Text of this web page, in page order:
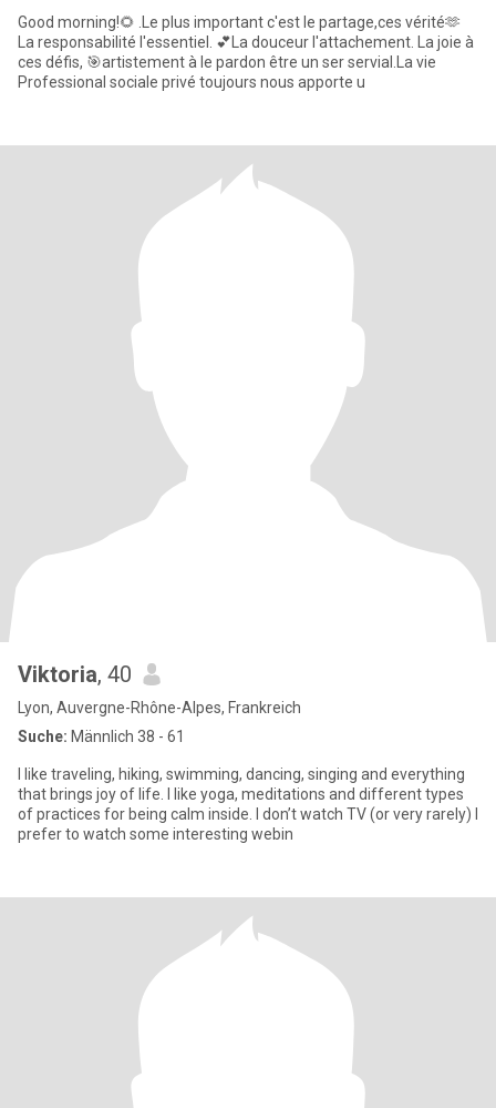
Good morning!🌻 .Le plus important c'est le partage,ces vérité🫶
La responsabilité l'essentiel. 💕La douceur l'attachement. La joie à
ces défis, 🎯artistement à le pardon être un ser servial.La vie
Professional sociale privé toujours nous apporte u
Viktoria, 40
Lyon, Auvergne-Rhône-Alpes, Frankreich
Suche: Männlich 38 - 61
I like traveling, hiking, swimming, dancing, singing and everything
that brings joy of life. I like yoga, meditations and different types
of practices for being calm inside. I don’t watch TV (or very rarely) I
prefer to watch some interesting webin